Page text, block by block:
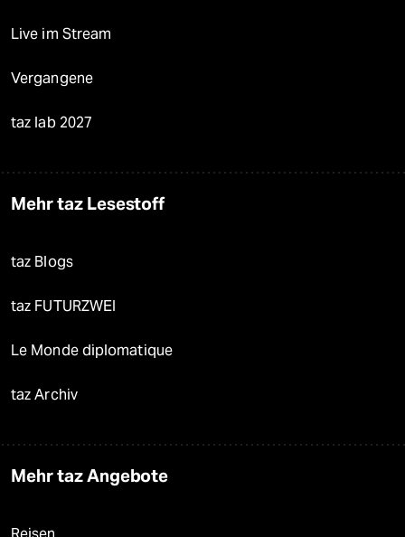
Live im Stream
Vergangene
taz lab 2027
Mehr taz Lesestoff
taz Blogs
taz FUTURZWEI
Le Monde diplomatique
taz Archiv
Mehr taz Angebote